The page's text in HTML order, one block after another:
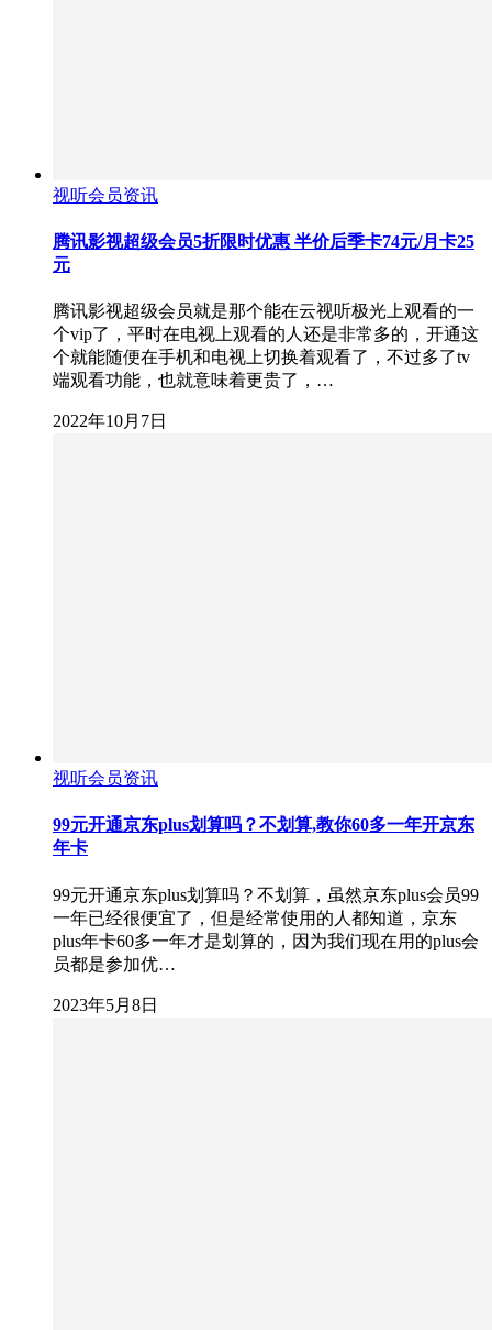
视听会员资讯
腾讯影视超级会员5折限时优惠 半价后季卡74元/月卡25
元
腾讯影视超级会员就是那个能在云视听极光上观看的一
个vip了，平时在电视上观看的人还是非常多的，开通这
个就能随便在手机和电视上切换着观看了，不过多了tv
端观看功能，也就意味着更贵了，…
2022年10月7日
视听会员资讯
99元开通京东plus划算吗？不划算,教你60多一年开京东
年卡
99元开通京东plus划算吗？不划算，虽然京东plus会员99
一年已经很便宜了，但是经常使用的人都知道，京东
plus年卡60多一年才是划算的，因为我们现在用的plus会
员都是参加优…
2023年5月8日